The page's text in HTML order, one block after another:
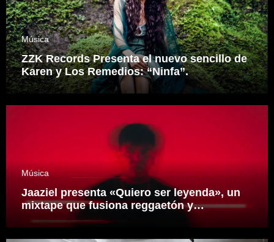
Música
ZZK Records Presenta el nuevo sencillo de
Karen y Los Remedios: “Ninfa”.
Música
Jaaziel presenta «Quiero ser leyenda», un
mixtape que fusiona reggaetón y
electrónica desde una visión propia
inspirado en el sonidero Mexicano.